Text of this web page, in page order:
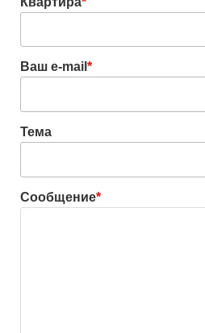
Ваш e-mail *
Тема
Сообщение*